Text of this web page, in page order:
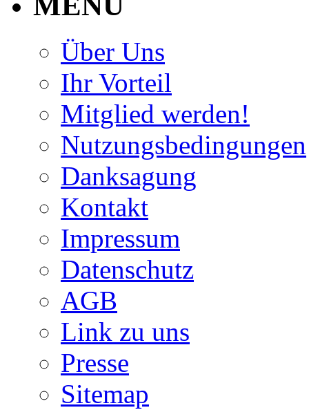
Über Uns
Ihr Vorteil
Mitglied werden!
Nutzungsbedingungen
Danksagung
Kontakt
Impressum
Datenschutz
AGB
Link zu uns
Presse
Sitemap